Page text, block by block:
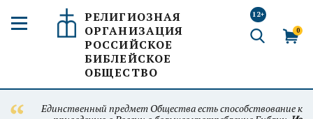
РЕЛИГИОЗНАЯ
ОРГАНИЗАЦИЯ
РОССИЙСКОЕ
БИБЛЕЙСКОЕ
ОБЩЕСТВО
12+
0
Единственный предмет Общества есть способствование к